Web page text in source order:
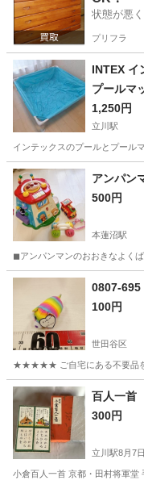
状態が悪
プリフラ
INTEX イ
プールマ
1,250円
立川駅
インテックスのプールとプール
東京 立川市 立川駅
アンパン
500円
本蓮沼駅
◼︎アンパンマンのおおきなよく
東京 板橋区
0807-695
100円
世田谷区
★★★★★ ご自宅にある不要品を
東京 世田谷区 おもちゃ
百人一首
300円
立川駅8月7日
小倉百人一首 京都・田村将軍堂